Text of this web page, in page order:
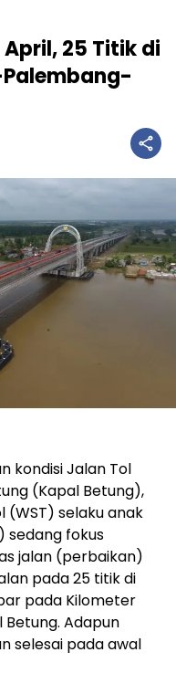
25 Titik di
kondisi Jalan Tol
(Kapal Betung),
(WST) selaku anak
sedang fokus
jalan (perbaikan)
pada 25 titik di
pada Kilometer
Betung. Adapun
selesai pada awal